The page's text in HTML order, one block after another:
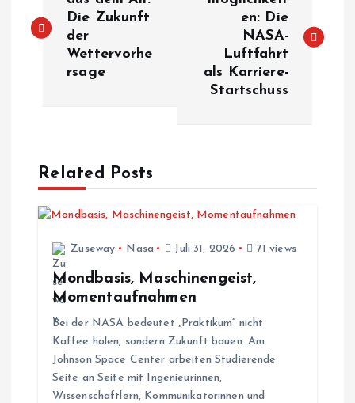
i
a
g
Die Zukunft
der
Wettervorhe
rsage
en: Die
NASA-
Luftfahrt
als Karriere-
Startschuss
Related Posts
Zuseway Nasa Juli 31, 2026 71 views
Mondbasis, Maschinengeist,
Momentaufnahmen
Bei der NASA bedeutet „Praktikum“ nicht
Kaffee holen, sondern Zukunft bauen. Am
Johnson Space Center arbeiten Studierende
Seite an Seite mit Ingenieurinnen,
Wissenschaftlern, Kommunikatorinnen und